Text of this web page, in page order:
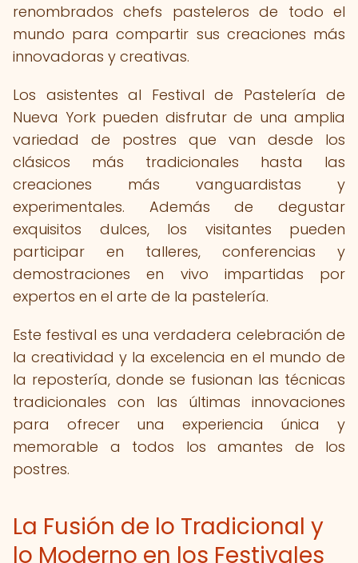
renombrados chefs pasteleros de todo el
mundo para compartir sus creaciones más
innovadoras y creativas.
Los asistentes al Festival de Pastelería de
Nueva York pueden disfrutar de una amplia
variedad de postres que van desde los
clásicos más tradicionales hasta las
creaciones más vanguardistas y
experimentales. Además de degustar
exquisitos dulces, los visitantes pueden
participar en talleres, conferencias y
demostraciones en vivo impartidas por
expertos en el arte de la pastelería.
Este festival es una verdadera celebración de
la creatividad y la excelencia en el mundo de
la repostería, donde se fusionan las técnicas
tradicionales con las últimas innovaciones
para ofrecer una experiencia única y
memorable a todos los amantes de los
postres.
La Fusión de lo Tradicional y
lo Moderno en los Festivales